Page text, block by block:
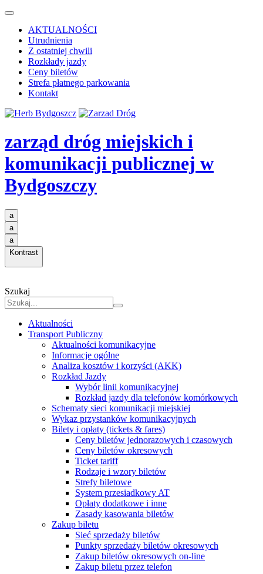
AKTUALNOŚCI
Utrudnienia
Z ostatniej chwili
Rozkłady jazdy
Ceny biletów
Strefa płatnego parkowania
Kontakt
zarząd dróg miejskich i
komunikacji publicznej w
Bydgoszczy
a
a
a
Kontrast
Szukaj
Aktualności
Transport Publiczny
Aktualności komunikacyjne
Informacje ogólne
Analiza kosztów i korzyści (AKK)
Rozkład Jazdy
Wybór linii komunikacyjnej
Rozkład jazdy dla telefonów komórkowych
Schematy sieci komunikacji miejskiej
Wykaz przystanków komunikacyjnych
Bilety i opłaty (tickets & fares)
Ceny biletów jednorazowych i czasowych
Ceny biletów okresowych
Ticket tariff
Rodzaje i wzory biletów
Strefy biletowe
System przesiadkowy AT
Opłaty dodatkowe i inne
Zasady kasowania biletów
Zakup biletu
Sieć sprzedaży biletów
Punkty sprzedaży biletów okresowych
Zakup biletów okresowych on-line
Zakup biletu przez telefon